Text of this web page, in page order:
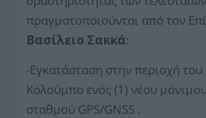
πραγματοποιούνται από τον
Βασίλειο Σακκά:
-Εγκατάσταση στην περιοχή
Κολούμπο ενός (1) νέου
σταθμού GPS/GNSS .